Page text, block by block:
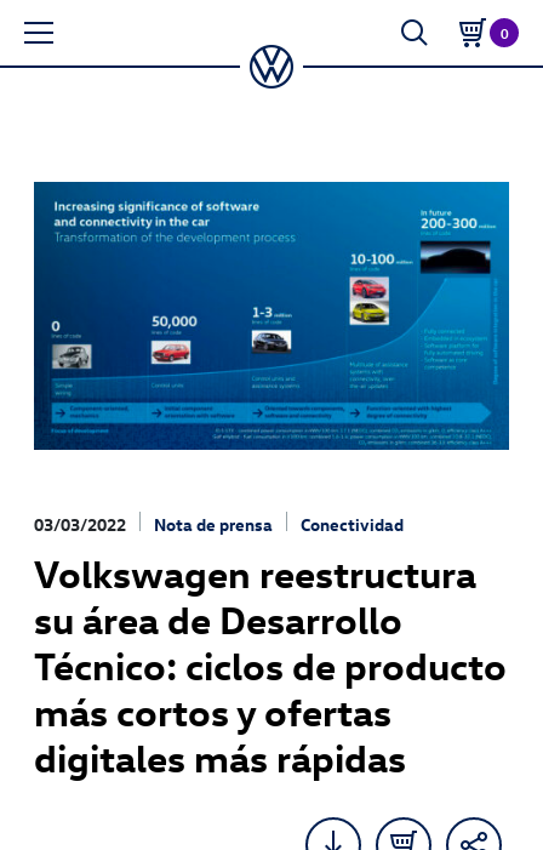
0
03/03/2022 Nota de prensa Conectividad
Volkswagen reestructura
su área de Desarrollo
Técnico: ciclos de producto
más cortos y ofertas
digitales más rápidas